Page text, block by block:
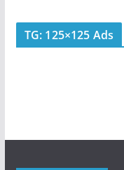
TG: 125×125 Ads